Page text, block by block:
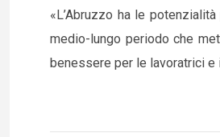
«L’Abruzzo ha le
medio-lungo periodo che
benessere per le lavoratrici e